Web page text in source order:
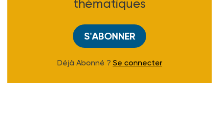
thématiques
S'ABONNER
Déjà Abonné ? Se connecter